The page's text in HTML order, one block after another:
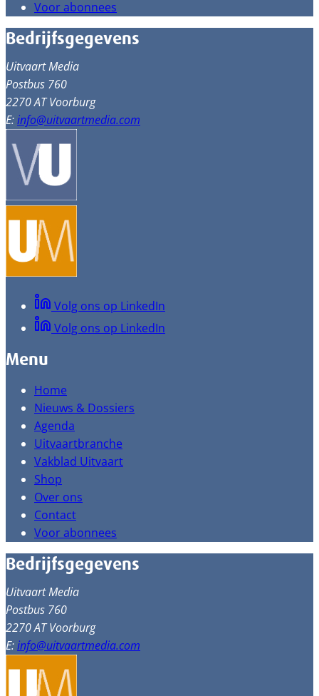
Voor abonnees
Bedrijfsgegevens
Uitvaart Media
Postbus 760
2270 AT Voorburg
E:info@uitvaartmedia.com
Volg ons op LinkedIn
Volg ons op LinkedIn
Menu
Home
Nieuws & Dossiers
Agenda
Uitvaartbranche
Vakblad Uitvaart
Shop
Over ons
Contact
Voor abonnees
Bedrijfsgegevens
Uitvaart Media
Postbus 760
2270 AT Voorburg
E:info@uitvaartmedia.com